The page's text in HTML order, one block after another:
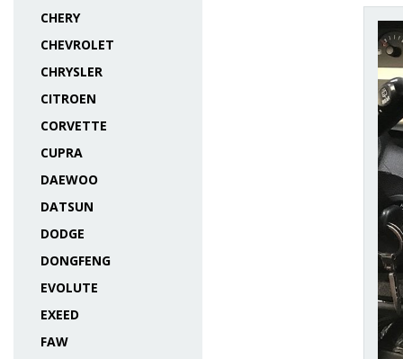
CHERY
CHEVROLET
CHRYSLER
CITROEN
CORVETTE
CUPRA
DAEWOO
DATSUN
DODGE
DONGFENG
EVOLUTE
EXEED
FAW